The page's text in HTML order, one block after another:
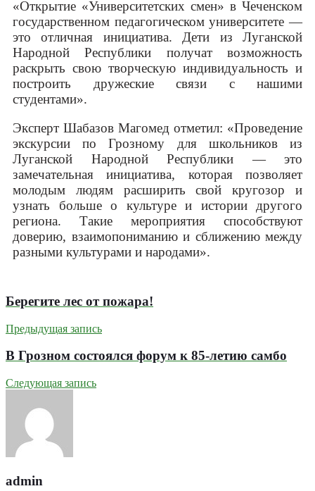
«Открытие «Университетских смен» в Чеченском
государственном педагогическом университете —
это отличная инициатива. Дети из Луганской
Народной Республики получат возможность
раскрыть свою творческую индивидуальность и
построить дружеские связи с нашими
студентами».
Эксперт Шабазов Магомед отметил: «Проведение
экскурсии по Грозному для школьников из
Луганской Народной Республики — это
замечательная инициатива, которая позволяет
молодым людям расширить свой кругозор и
узнать больше о культуре и истории другого
региона. Такие мероприятия способствуют
доверию, взаимопониманию и сближению между
разными культурами и народами».
Берегите лес от пожара!
Предыдущая запись
В Грозном состоялся форум к 85-летию самбо
Следующая запись
admin